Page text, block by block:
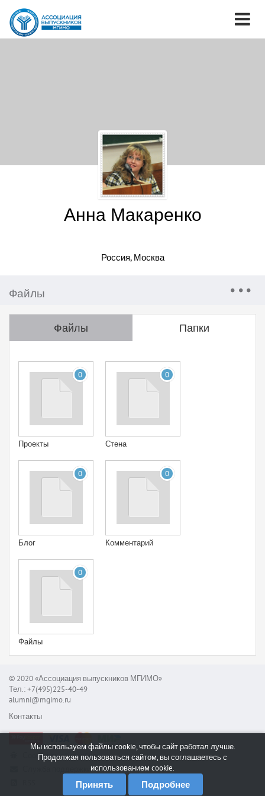
Анна Макаренко
Россия, Москва
Файлы
Файлы Папки
0
Проекты
0
Стена
0
Блог
0
Комментарий
0
Файлы
© 2020 «Ассоциация выпускников МГИМО»
Тел.: +7(495)225-40-49
alumni@mgimo.ru
Контакты
Сообщить об ошибке
Мы используем файлы cookie, чтобы сайт работал лучше.
Продолжая пользоваться сайтом, вы соглашаетесь с
использованием cookie.
Принять Подробнее